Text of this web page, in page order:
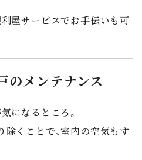
屋サービスでお手伝いも可
のメンテナンス
になるところ。
くことで、室内の空気もす